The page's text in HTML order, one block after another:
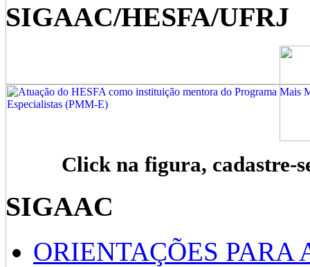
SIGAAC/HESFA/UFRJ
Click na figura, cadastre-
SIGAAC
ORIENTAÇÕES PARA